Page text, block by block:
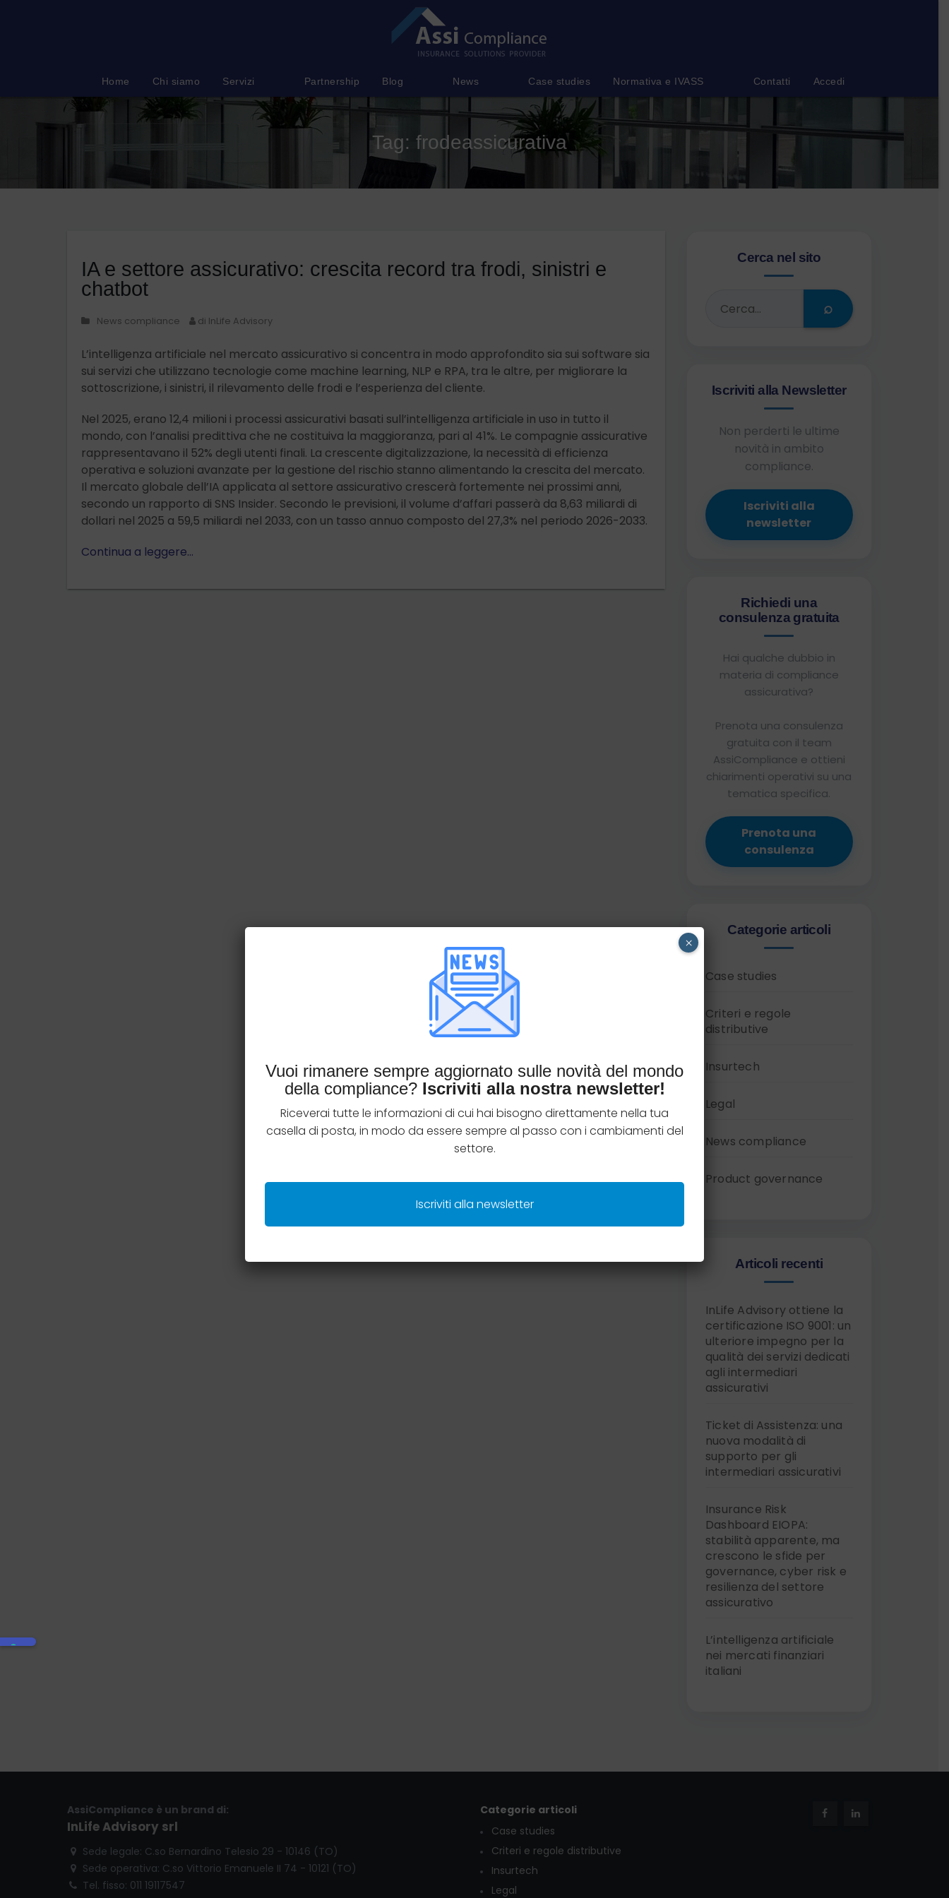
Home Chi siamo Servizi Partnership Blog News Case studies Normativa e IVASS Contatti Accedi
Tag: frodeassicurativa
IA e settore assicurativo: crescita record tra frodi, sinistri e
chatbot
News compliance di InLife Advisory
L’intelligenza artificiale nel mercato assicurativo si concentra in modo approfondito sia sui software sia
sui servizi che utilizzano tecnologie come machine learning, NLP e RPA, tra le altre, per migliorare la
sottoscrizione, i sinistri, il rilevamento delle frodi e l’esperienza del cliente.
Nel 2025, erano 12,4 milioni i processi assicurativi basati sull’intelligenza artificiale in uso in tutto il
mondo, con l’analisi predittiva che ne costituiva la maggioranza, pari al 41%. Le compagnie assicurative
rappresentavano il 52% degli utenti finali. La crescente digitalizzazione, la necessità di efficienza
operativa e soluzioni avanzate per la gestione del rischio stanno alimentando la crescita del mercato.
Il mercato globale dell’IA applicata al settore assicurativo crescerà fortemente nei prossimi anni,
secondo un rapporto di SNS Insider. Secondo le previsioni, il volume d’affari passerà da 8,63 miliardi di
dollari nel 2025 a 59,5 miliardi nel 2033, con un tasso annuo composto del 27,3% nel periodo 2026-2033.
Continua a leggere…
Cerca nel sito
⌕
Iscriviti alla Newsletter
Non perderti le ultime
novità in ambito
compliance.
Iscriviti alla
newsletter
Richiedi una
consulenza gratuita
Hai qualche dubbio in
materia di compliance
assicurativa?
Prenota una consulenza
gratuita con il team
AssiCompliance e ottieni
chiarimenti operativi su una
tematica specifica.
Prenota una
consulenza
Categorie articoli
Case studies
Criteri e regole
distributive
Insurtech
Legal
News compliance
Product governance
Articoli recenti
InLife Advisory ottiene la
certificazione ISO 9001: un
ulteriore impegno per la
qualità dei servizi dedicati
agli intermediari
assicurativi
Ticket di Assistenza: una
nuova modalità di
supporto per gli
intermediari assicurativi
Insurance Risk
Dashboard EIOPA:
stabilità apparente, ma
crescono le sfide per
governance, cyber risk e
resilienza del settore
assicurativo
L’intelligenza artificiale
nei mercati finanziari
italiani
AssiCompliance è un brand di:
InLife Advisory srl
Sede legale: C.so Bernardino Telesio 29 - 10146 (TO)
Sede operativa: C.so Vittorio Emanuele II 74 - 10121 (TO)
Tel. fisso: 011 19117547
Categorie articoli
Case studies
Criteri e regole distributive
Insurtech
Legal
Vuoi rimanere sempre aggiornato sulle novità del mondo
della compliance? Iscriviti alla nostra newsletter!
Riceverai tutte le informazioni di cui hai bisogno direttamente nella tua
casella di posta, in modo da essere sempre al passo con i cambiamenti del
settore.
Iscriviti alla newsletter
×